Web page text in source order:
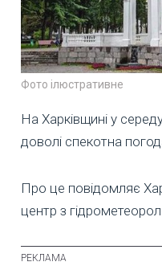
Фото ілюстративне
На Харківщині у
доволі спекотна
Про це повідомляє
центр з